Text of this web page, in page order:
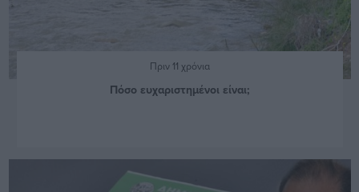
Πριν 11 χρόνια
Πόσο ευχαριστημένοι είναι;